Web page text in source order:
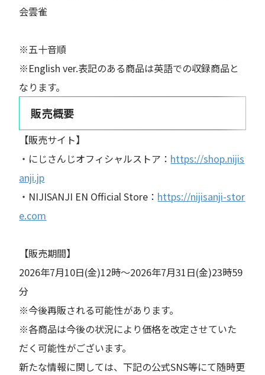
会雲雀
※五十音順
※English ver.表記のある商品は英語での収録商品と
なります。
販売概要
【販売サイト】
・にじさんじオフィシャルストア： https://shop.nijis
anji.jp
・NIJISANJI EN Official Store： https://nijisanji-stor
e.com
【販売期間】
2026年7月10日(金)12時〜2026年7月31日(金)23時59
分
※今後再販される可能性があります。
※各商品は今後の状況により価格を改定させていた
だく可能性がございます。
新たな情報に関しては、下記の公式SNS等にて随時更